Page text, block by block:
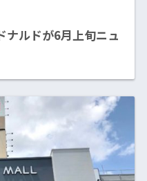
ナルドが6月上旬ニュ